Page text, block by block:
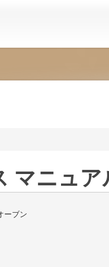
マニュア
ーブン